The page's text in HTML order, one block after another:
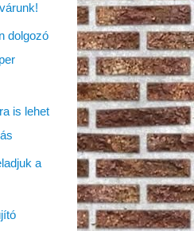
dolgozó
is lehet
a